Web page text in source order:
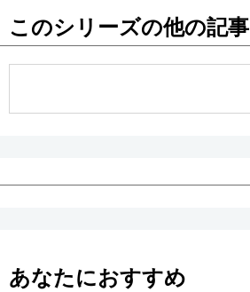
お知らせ
このシリーズの他の記事
あなたにおすすめ